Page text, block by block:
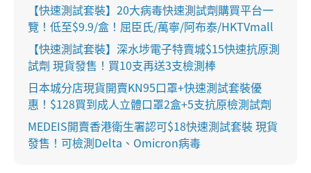
【快速測試套裝】20大病毒快速測試劑購買平台一
覽！低至$9.9/盒！屈臣氏/萬寧/阿布泰/HKTVmall
【快速測試套裝】深水埗電子特賣城$15快速抗原測
試劑 現貨發售！買10支再送3支檢測棒
日本城分店現貨開賣KN95口罩+快速測試套裝優
惠！$128買到成人立體口罩2盒+5支抗原檢測試劑
MEDEIS開賣香港衛生署認可$18快速測試套裝 現貨
發售！可檢測Delta、Omicron病毒